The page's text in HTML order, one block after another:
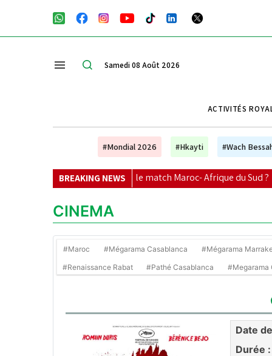
Samedi 08 Août 2026
ACTIVITÉS
#Mondial 2026 #Hkayti #Wach
BREAKING NEWS
chaînes suivre le match Maroc- Afrique du Sud ? |
CINEMA
#Maroc #Mégarama Casablanca #Mégarama
#Renaissance Rabat #Pathé Casablanca #Megarama
Date
Durée :